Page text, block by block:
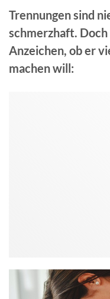
Trennungen sind
schmerzhaft.
Anzeichen, ob er
machen will: